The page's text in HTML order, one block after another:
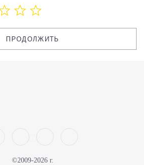
ПРОДОЛЖИТЬ
©2009-2026 г.